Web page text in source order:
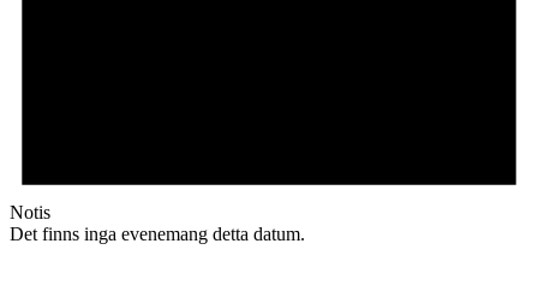
Notis
Det finns inga evenemang detta datum.